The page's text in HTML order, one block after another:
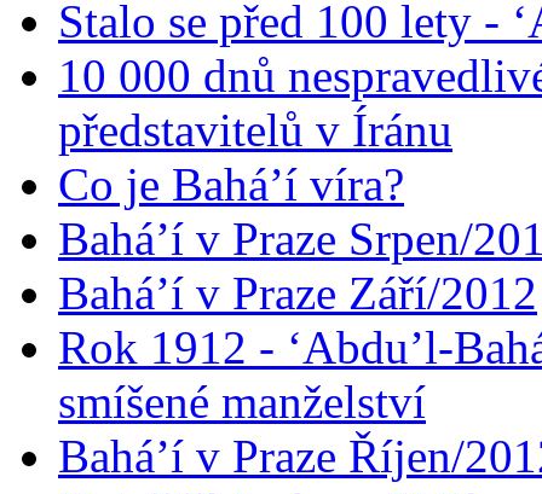
Stalo se před 100 lety -
10 000 dnů
představitelů v Íránu
Co je Bahá’í víra?
Bahá’í v Praze Srpen/
Bahá’í v Praze Září/2012
Rok 1912 - ‘Abdu’l-
smíšené manželství
Bahá’í v Praze Říjen/